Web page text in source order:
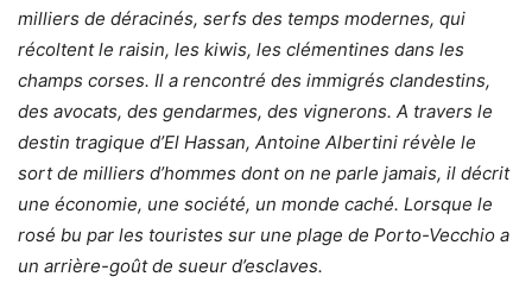
milliers de déracinés, serfs des temps modernes, qui
récoltent le raisin, les kiwis, les clémentines dans les
champs corses. Il a rencontré des immigrés clandestins,
des avocats, des gendarmes, des vignerons. A travers le
destin tragique d’El Hassan, Antoine Albertini révèle le
sort de milliers d’hommes dont on ne parle jamais, il décrit
une économie, une société, un monde caché. Lorsque le
rosé bu par les touristes sur une plage de Porto-Vecchio a
un arrière-goût de sueur d’esclaves.